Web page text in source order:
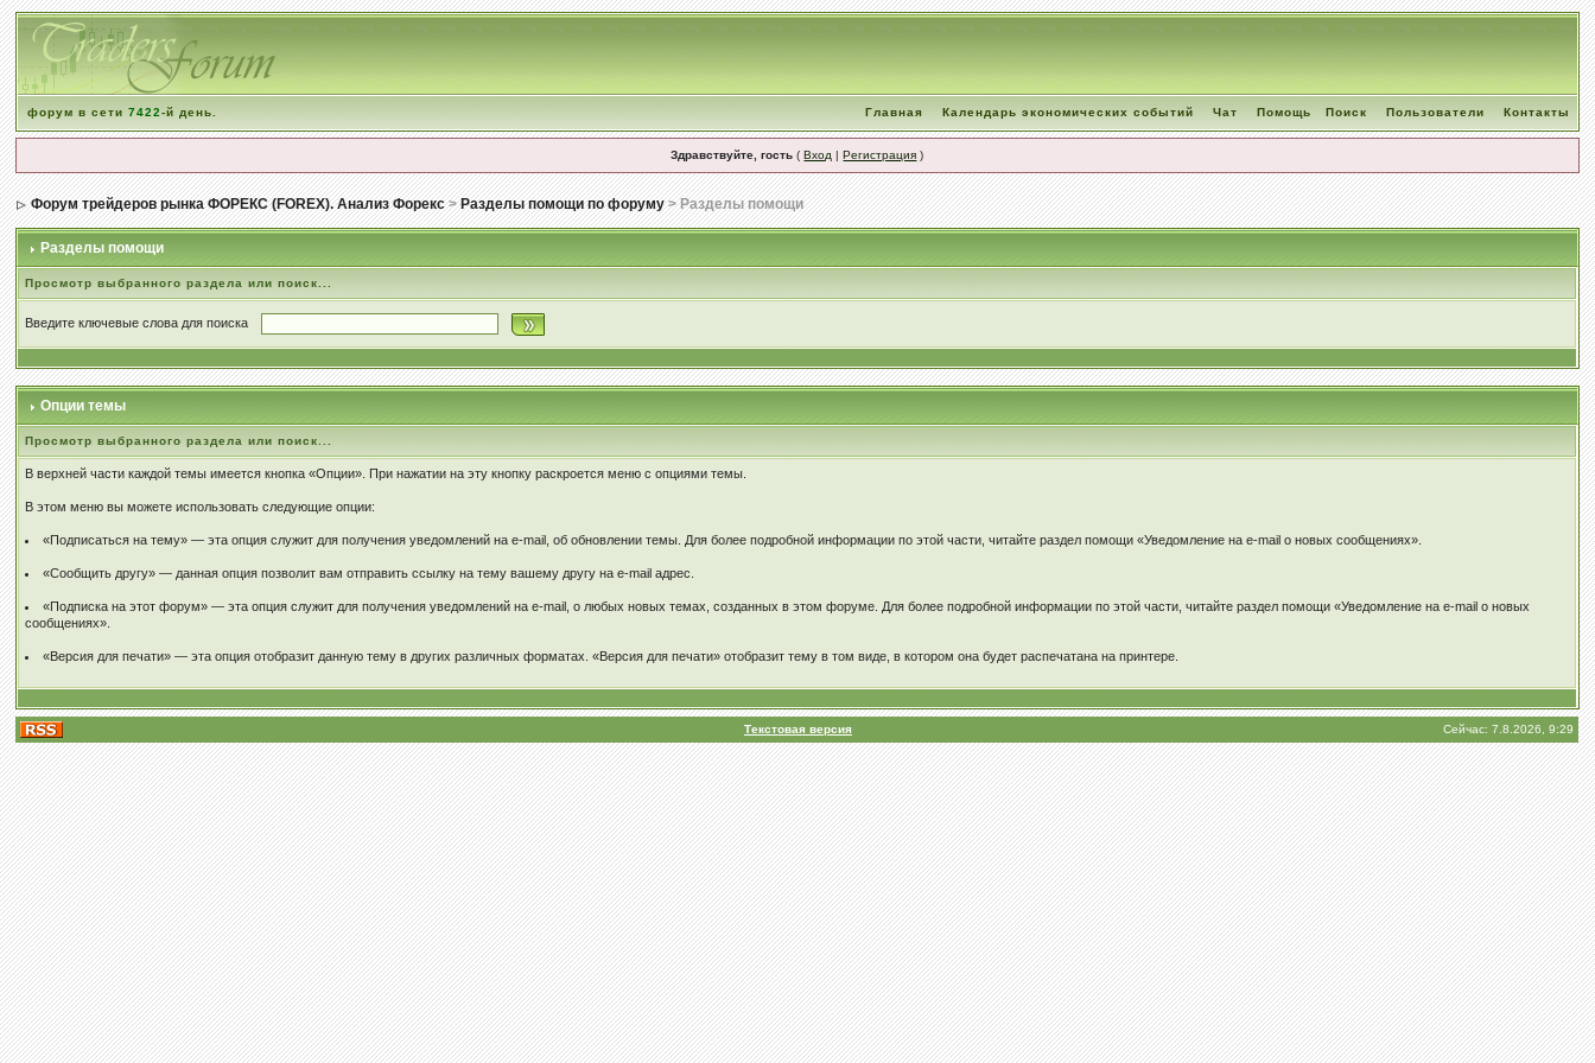
форум в сети7422-й день. Главная Календарь экономических событий Чат Помощь Поиск Пользователи Контакты
Здравствуйте, гость (Вход |Регистрация )
Форум трейдеров рынка ФОРЕКС (FOREX). Анализ Форекс>Разделы помощи по форуму> Разделы помощи
Разделы помощи
Просмотр выбранного раздела или поиск...
Введите ключевые слова для поиска
Опции темы
Просмотр выбранного раздела или поиск...
В верхней части каждой темы имеется кнопка «Опции». При нажатии на эту кнопку раскроется меню с опциями темы.
В этом меню вы можете использовать следующие опции:
«Подписаться на тему» — эта опция служит для получения уведомлений на e-mail, об обновлении темы. Для более подробной информации по этой части, читайте раздел помощи «Уведомление на e-mail о новых сообщениях».
«Сообщить другу» — данная опция позволит вам отправить ссылку на тему вашему другу на e-mail адрес.
«Подписка на этот форум» — эта опция служит для получения уведомлений на e-mail, о любых новых темах, созданных в этом форуме. Для более подробной информации по этой части, читайте раздел помощи «Уведомление на e-mail о новых
сообщениях».
«Версия для печати» — эта опция отобразит данную тему в других различных форматах. «Версия для печати» отобразит тему в том виде, в котором она будет распечатана на принтере.
Текстовая версия Сейчас: 7.8.2026, 9:29